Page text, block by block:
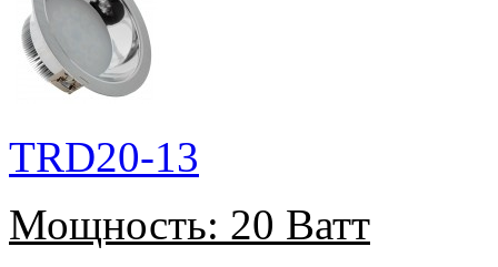
TRD20-13
Мощность: 20 Ватт